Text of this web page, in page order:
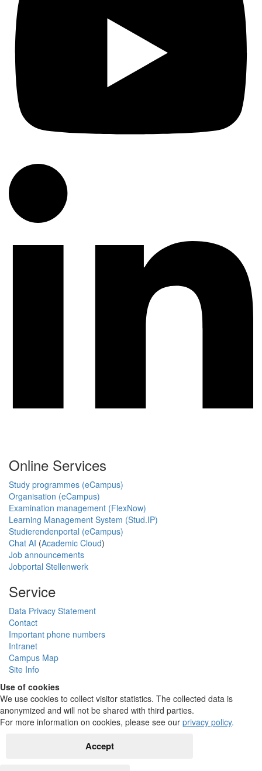
Online Services
Study programmes (eCampus)
Organisation (eCampus)
Examination management (FlexNow)
Learning Management System (Stud.IP)
Studierendenportal (eCampus)
Chat AI (Academic Cloud)
Job announcements
Jobportal Stellenwerk
Service
Data Privacy Statement
Contact
Important phone numbers
Intranet
Campus Map
Site Info
Use of cookies
We use cookies to collect visitor statistics. The collected data is
anonymized and will not be shared with third parties.
For more information on cookies, please see our privacy policy.
Accept